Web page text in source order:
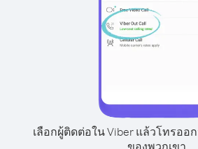
เลือกผู้ติดต่อใน Viber แล้วโทรอ
ของพวกเขา